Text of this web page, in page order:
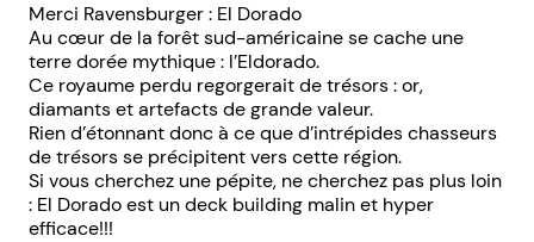
Merci Ravensburger : El Dorado
Au cœur de la forêt sud-américaine se cache une
terre dorée mythique : l’Eldorado.
Ce royaume perdu regorgerait de trésors : or,
diamants et artefacts de grande valeur.
Rien d’étonnant donc à ce que d’intrépides chasseurs
de trésors se précipitent vers cette région.
Si vous cherchez une pépite, ne cherchez pas plus loin
: El Dorado est un deck building malin et hyper
efficace!!!